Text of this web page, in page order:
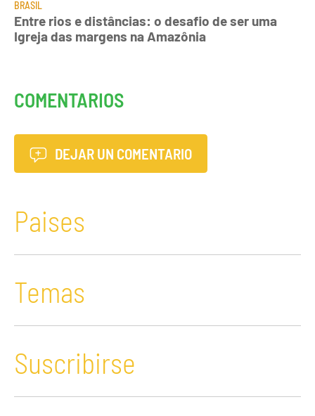
BRASIL
Entre rios e distâncias: o desafio de ser uma
Igreja das margens na Amazônia
COMENTARIOS
DEJAR UN COMENTARIO
Paises
Temas
Suscribirse